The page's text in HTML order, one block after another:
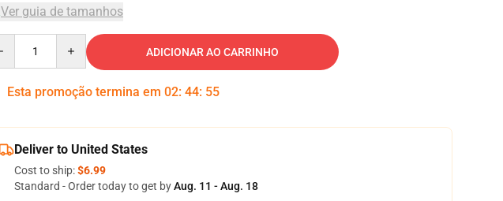
Ver guia de tamanhos
ADICIONAR AO CARRINHO
Esta promoção termina em 02: 44: 54
Deliver to United States
Cost to ship:$6.99
Standard - Order today to get byAug. 11 - Aug. 18